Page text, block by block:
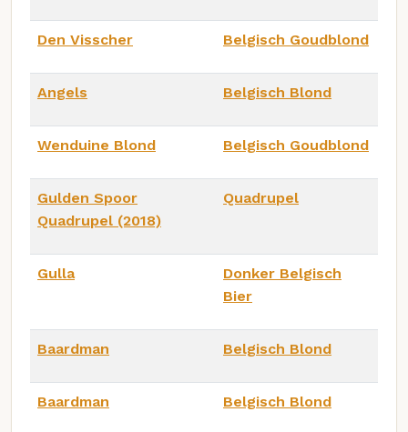
Den Visscher Belgisch Goudblond
Angels Belgisch Blond
Wenduine Blond Belgisch Goudblond
Gulden Spoor
Quadrupel (2018)
Quadrupel
Gulla
Donker Belgisch
Bier
Baardman Belgisch Blond
Baardman Belgisch Blond